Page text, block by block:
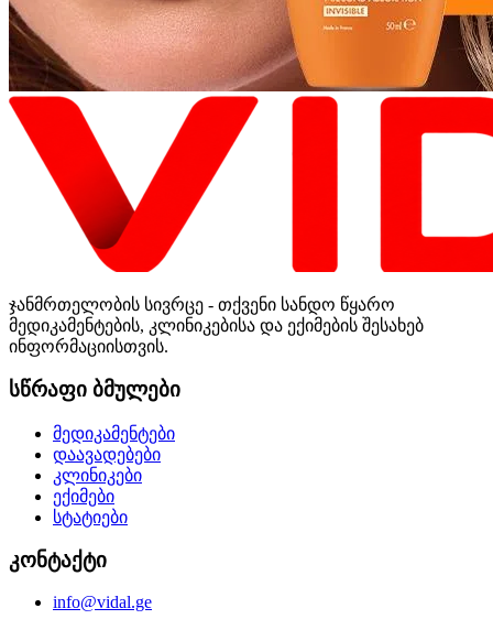
ჯანმრთელობის სივრცე - თქვენი სანდო წყარო
მედიკამენტების, კლინიკებისა და ექიმების შესახებ
ინფორმაციისთვის.
სწრაფი ბმულები
მედიკამენტები
დაავადებები
კლინიკები
ექიმები
სტატიები
კონტაქტი
info@vidal.ge